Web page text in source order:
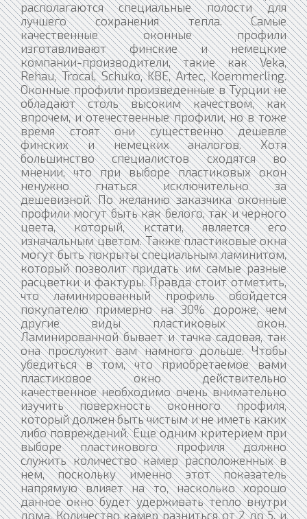
располагаются специальные полости для
лучшего сохранения тепла. Самые
качественные оконные профили
изготавливают финские и немецкие
компании-производители, такие как Veka,
Rehau, Trocal, Schuko, KBE, Artec, Koemmerling.
Оконные профили произведенные в Турции не
обладают столь высоким качеством, как
впрочем, и отечественные профили, но в тоже
время стоят они существенно дешевле
финских и немецких аналогов. Хотя
большинство специалистов сходятся во
мнении, что при выборе пластиковых окон
ненужно гнаться исключительно за
дешевизной. По желанию заказчика оконные
профили могут быть как белого, так и черного
цвета, который, кстати, является его
изначальным цветом. Также пластиковые окна
могут быть покрыты специальным ламинитом,
который позволит придать им самые разные
расцветки и фактуры. Правда стоит отметить,
что ламинированный профиль обойдется
покупателю примерно на 30% дороже, чем
другие виды пластиковых окон.
Ламинированной бывает и тачка садовая, так
она прослужит вам намного дольше. Чтобы
убедиться в том, что приобретаемое вами
пластиковое окно действительно
качественное необходимо очень внимательно
изучить поверхность оконного профиля,
который должен быть чистым и не иметь каких
либо повреждений. Еще одним критерием при
выборе пластикового профиля должно
служить количество камер расположенных в
нем, поскольку именно этот показатель
напрямую влияет на то, насколько хорошо
данное окно будет удерживать тепло внутри
дома. Количество камер разниться от 2 до 5, и